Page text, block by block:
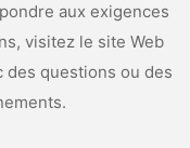
aux exigences
visitez le site Web
questions ou des